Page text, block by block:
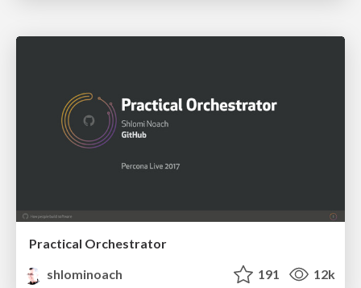
Practical Orchestrator
shlominoach
191 12k